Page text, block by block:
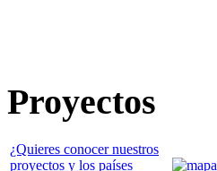
Proyectos
¿Quieres conocer nuestros
proyectos y los países